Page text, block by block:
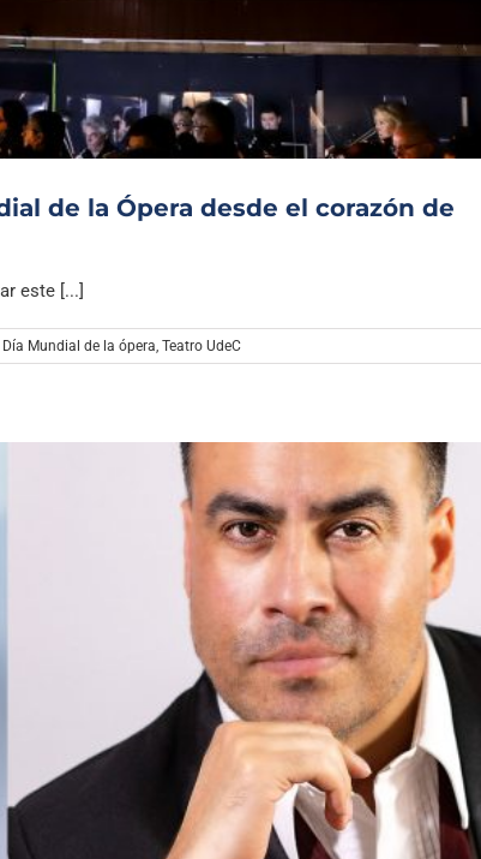
de la Ópera desde el corazón de
este [...]
Día Mundial de la ópera, Teatro UdeC